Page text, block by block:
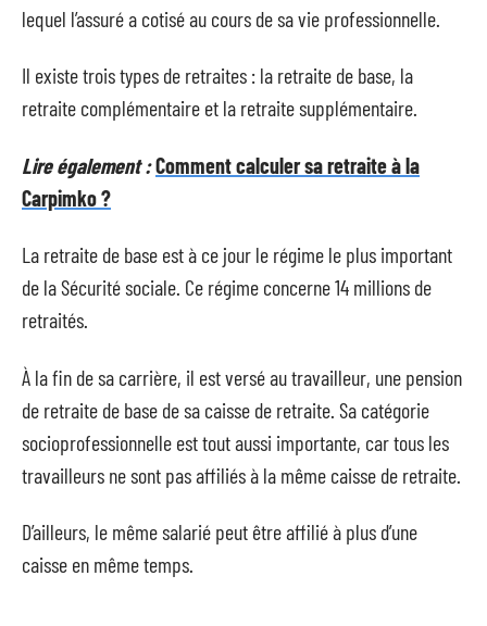
lequel l’assuré a cotisé au cours de sa vie professionnelle.
Il existe trois types de retraites : la retraite de base, la
retraite complémentaire et la retraite supplémentaire.
Lire également :Comment calculer sa retraite à la
Carpimko ?
La retraite de base est à ce jour le régime le plus important
de la Sécurité sociale. Ce régime concerne 14 millions de
retraités.
À la fin de sa carrière, il est versé au travailleur, une pension
de retraite de base de sa caisse de retraite. Sa catégorie
socioprofessionnelle est tout aussi importante, car tous les
travailleurs ne sont pas affiliés à la même caisse de retraite.
D’ailleurs, le même salarié peut être affilié à plus d’une
caisse en même temps.